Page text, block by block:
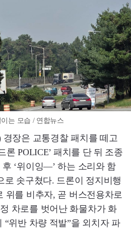
는 모습 / 연합뉴스
경장은 교통경찰 패치를 떼고
론 POLICE’ 패치를 단 뒤 조종
‘위이잉―’ 하는 소리와 함
로 솟구쳤다. 드론이 정지비행
위를 비추자, 곧 버스전용차로
차로를 벗어난 화물차가 화
“위반 차량 적발”을 외치자 파